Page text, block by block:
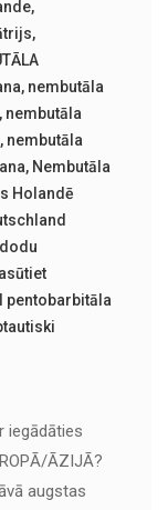
,
,
, nembutāla
nembutāla
, nembutāla
, Nembutāla
Holandē
pentobarbitāla
iegādāties
ĀZIJĀ?
augstas